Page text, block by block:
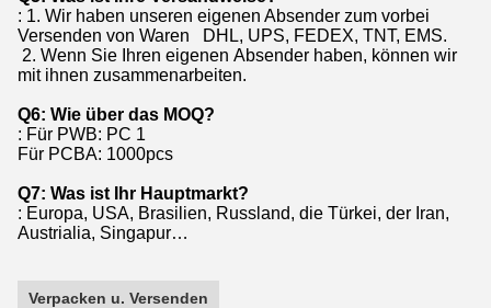
: 1. Wir haben unseren eigenen Absender zum vorbei
Versenden von Waren DHL, UPS, FEDEX, TNT, EMS.
2. Wenn Sie Ihren eigenen Absender haben, können wir
mit ihnen zusammenarbeiten.
Q6: Wie über das MOQ?
: Für PWB: PC 1
Für PCBA: 1000pcs
Q7: Was ist Ihr Hauptmarkt?
: Europa, USA, Brasilien, Russland, die Türkei, der Iran,
Austrialia, Singapur…
Verpacken u. Versenden